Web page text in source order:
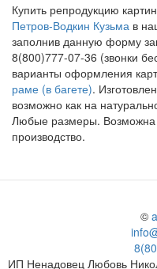
Купить репродукцию
Петров-Водкин Кузьма в
заполнив данную форму
8(800)777-07-36 (звонки
варианты оформления
раме (в багете).
возможно как на
Любые размеры. Возможна
производство.
©
ИП Ненадовец Любовь